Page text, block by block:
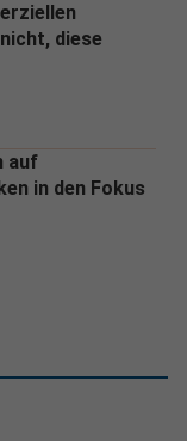
diese
auf
in den Fokus